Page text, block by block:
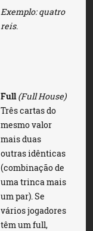
Exemplo: quatro
reis.
Full (Full House)
Três cartas do
mesmo valor
mais duas
outras idênticas
(combinação de
uma trinca mais
um par). Se
vários jogadores
têm um full,